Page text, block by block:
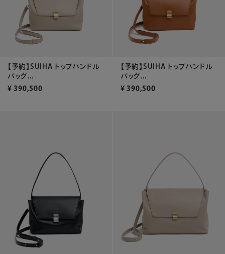
【予約】SUIHA トップハンドル
バッグ...
¥ 390,500
【予約】SUIHA トップハンドル
バッグ...
¥ 390,500